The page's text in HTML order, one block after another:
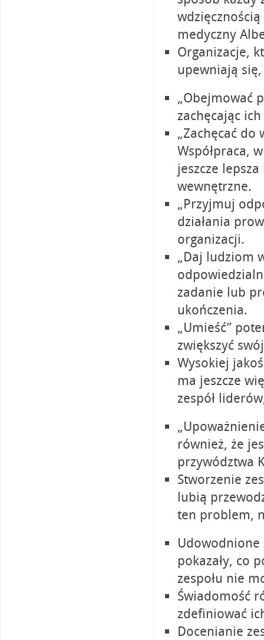
medyczny
Organizacje,
upewniają się,
„Obejmować
zachęcając
„Zachęcać do
Współpraca,
jeszcze
wewnętrzne.
„Przyjmuj
działania
organizacji.
„Daj ludziom
zadanie lub
ukończenia.
„Umieść”
zwiększyć
Wysokiej
ma jeszcze
zespół
również, że
przywództwa
Stworzenie
lubią
ten problem,
pokazały, co
zespołu nie
Świadomość
zdefiniować
Docenianie